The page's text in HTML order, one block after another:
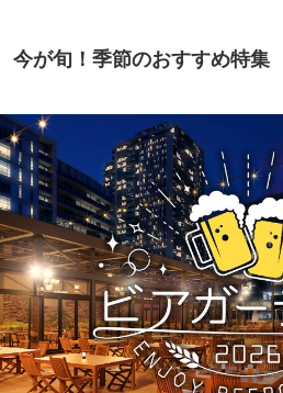
今が旬！季節のおすすめ特集